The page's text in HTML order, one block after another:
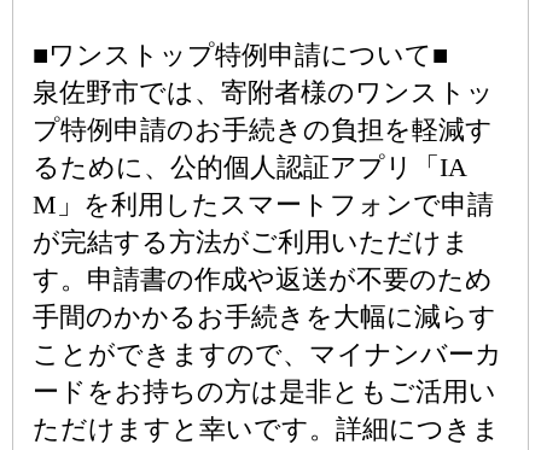
■ワンストップ特例申請について■
泉佐野市では、寄附者様のワンストッ
プ特例申請のお手続きの負担を軽減す
るために、公的個人認証アプリ「IA
M」を利用したスマートフォンで申請
が完結する方法がご利用いただけま
す。申請書の作成や返送が不要のため
手間のかかるお手続きを大幅に減らす
ことができますので、マイナンバーカ
ードをお持ちの方は是非ともご活用い
ただけますと幸いです。詳細につきま